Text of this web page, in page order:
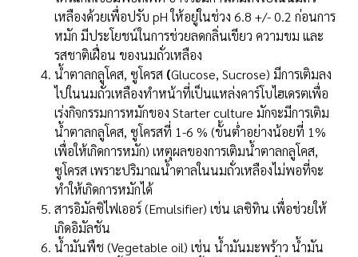
เหลืองด้วยเพื่อปรับ pH ให้อยู่ในช่วง 6.8 +/- 0.2 ก่อนการ
หมัก มีประโยชน์ในการช่วยลดกลิ่นเขียว ความขม และ
รสชาติเฝื่อน ของนมถั่วเหลือง
น้ำตาลกลูโคส, ซูโครส (Glucose, Sucrose) มีการเติมลง
ไปในนมถั่วเหลืองทำหน้าที่เป็นแหล่งคาร์โบไฮเดรตเพื่อ
เร่งกิจกรรมการหมักของ Starter culture มักจะมีการเติม
น้ำตาลกลูโคส, ซูโครสที่ 1-6 % (ขั้นต่ำอย่างน้อยที่ 1%
เพื่อให้เกิดการหมัก) เหตุผลของการเติมน้ำตาลกลูโคส,
ซูโครส เพราะปริมาณน้ำตาลในนมถั่วเหลืองไม่พอที่จะ
ทำให้เกิดการหมักได้
สารอิมัลซิไฟเออร์ (Emulsifier) เช่น เลซิทิน เพื่อช่วยให้
เกิดอิมัลชัน
น้ำมันพืช (Vegetable oil) เช่น น้ำมันมะพร้าว น้ำมัน